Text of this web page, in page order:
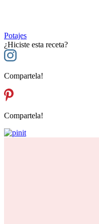
Potajes
¿Hiciste esta receta?
Compartela!
Compartela!